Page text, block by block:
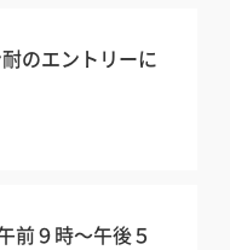
のエントリーに
９時〜午後５